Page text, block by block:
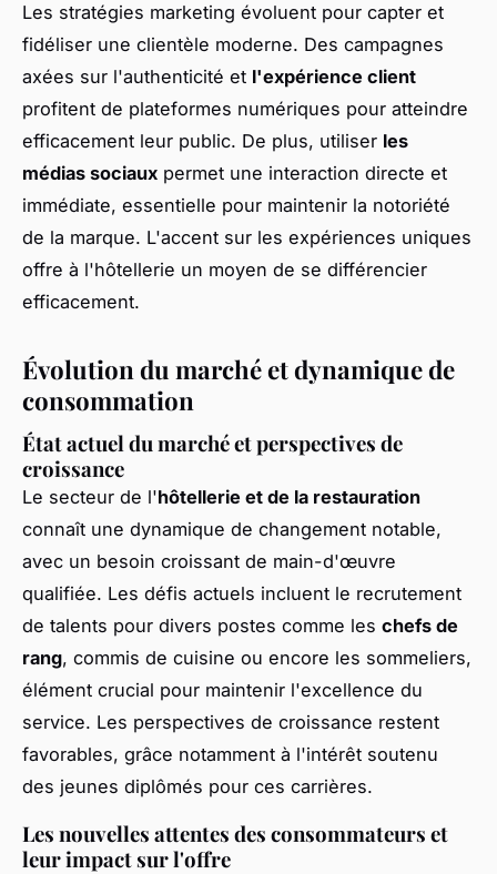
Les stratégies marketing évoluent pour capter et
fidéliser une clientèle moderne. Des campagnes
axées sur l'authenticité et l'expérience client
profitent de plateformes numériques pour atteindre
efficacement leur public. De plus, utiliser les
médias sociaux permet une interaction directe et
immédiate, essentielle pour maintenir la notoriété
de la marque. L'accent sur les expériences uniques
offre à l'hôtellerie un moyen de se différencier
efficacement.
Évolution du marché et dynamique de
consommation
État actuel du marché et perspectives de
croissance
Le secteur de l'hôtellerie et de la restauration
connaît une dynamique de changement notable,
avec un besoin croissant de main-d'œuvre
qualifiée. Les défis actuels incluent le recrutement
de talents pour divers postes comme les chefs de
rang, commis de cuisine ou encore les sommeliers,
élément crucial pour maintenir l'excellence du
service. Les perspectives de croissance restent
favorables, grâce notamment à l'intérêt soutenu
des jeunes diplômés pour ces carrières.
Les nouvelles attentes des consommateurs et
leur impact sur l'offre